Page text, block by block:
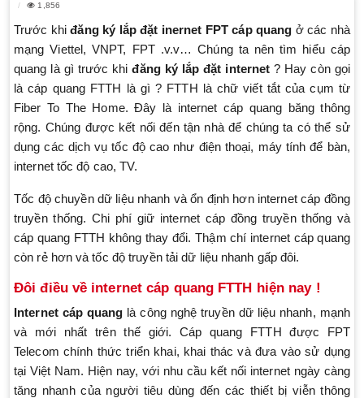
1,856
Trước khiđăng ký lắp đặt inernet FPT cáp quang ở các nhà
mạng Viettel, VNPT, FPT .v.v… Chúng ta nên tìm hiểu cáp
quang là gì trước khiđăng ký lắp đặt internet ? Hay còn gọi
là cáp quang FTTH là gì ? FTTH là chữ viết tắt của cụm từ
Fiber To The Home. Đây là internet cáp quang băng thông
rộng. Chúng được kết nối đến tận nhà để chúng ta có thể sử
dụng các dịch vụ tốc độ cao như điện thoại, máy tính để bàn,
internet tốc độ cao, TV.
Tốc độ chuyền dữ liệu nhanh và ổn định hơn internet cáp đồng
truyền thống. Chi phí giữ internet cáp đồng truyền thống và
cáp quang FTTH không thay đổi. Thậm chí internet cáp quang
còn rẻ hơn và tốc độ truyền tải dữ liệu nhanh gấp đôi.
Đôi điều về internet cáp quang FTTH hiện nay !
Internet cáp quang là công nghệ truyền dữ liệu nhanh, mạnh
và mới nhất trên thế giới. Cáp quang FTTH được FPT
Telecom chính thức triển khai, khai thác và đưa vào sử dụng
tại Việt Nam. Hiện nay, với nhu cầu kết nối internet ngày càng
tăng nhanh của người tiêu dùng đến các thiết bị viễn thông